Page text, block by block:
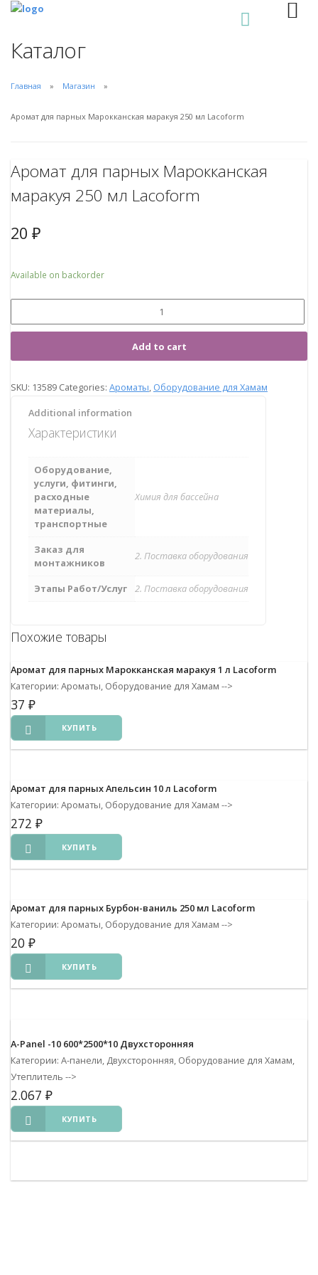
Каталог
Главная Магазин
Аромат для парных Марокканская маракуя 250 мл Lacoform
Аромат для парных Марокканская
маракуя 250 мл Lacoform
20 ₽
Available on backorder
Add to cart
SKU: 13589 Categories: Ароматы, Оборудование для Хамам
Additional information
Характеристики
Оборудование,
услуги, фитинги,
расходные
материалы,
транспортные
Химия для бассейна
Заказ для
монтажников
2. Поставка оборудования
Этапы Работ/Услуг 2. Поставка оборудования
Похожие товары
Аромат для парных Марокканская маракуя 1 л Lacoform
Категории: Ароматы, Оборудование для Хамам -->
37 ₽
КУПИТЬ
Аромат для парных Апельсин 10 л Lacoform
Категории: Ароматы, Оборудование для Хамам -->
272 ₽
КУПИТЬ
Аромат для парных Бурбон-ваниль 250 мл Lacoform
Категории: Ароматы, Оборудование для Хамам -->
20 ₽
КУПИТЬ
A-Panel -10 600*2500*10 Двухсторонняя
Категории: А-панели, Двухсторонняя, Оборудование для Хамам,
Утеплитель -->
2.067 ₽
КУПИТЬ